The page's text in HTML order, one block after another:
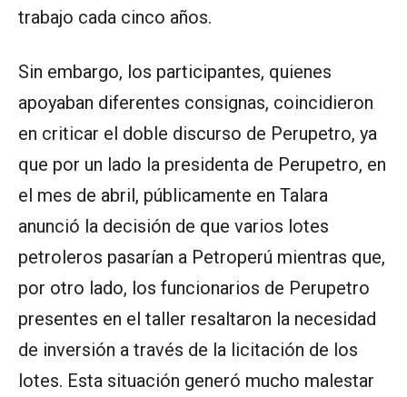
trabajo cada cinco años.
Sin embargo, los participantes, quienes
apoyaban diferentes consignas, coincidieron
en criticar el doble discurso de Perupetro, ya
que por un lado la presidenta de Perupetro, en
el mes de abril, públicamente en Talara
anunció la decisión de que varios lotes
petroleros pasarían a Petroperú mientras que,
por otro lado, los funcionarios de Perupetro
presentes en el taller resaltaron la necesidad
de inversión a través de la licitación de los
lotes. Esta situación generó mucho malestar